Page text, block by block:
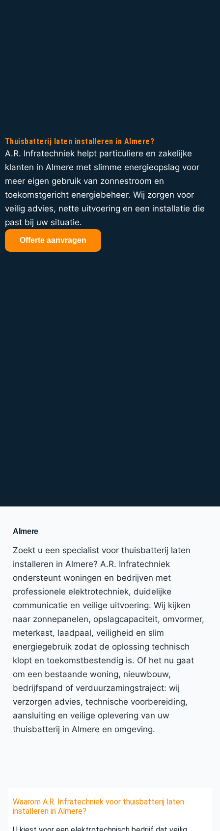
Thuisbatterij laten installeren in Almere?
A.R. Infratechniek helpt particuliere en zakelijke
klanten in Almere met slimme energieopslag voor
meer eigen gebruik van zonnestroom en
toekomstgericht energiebeheer. Wij zorgen voor
veilig advies, nette uitvoering en een installatie die
past bij uw situatie.
Offerte aanvragen
Almere
Zoekt u een specialist voor thuisbatterij laten
installeren in Almere? A.R. Infratechniek
ondersteunt woningen en bedrijven met
professionele elektrotechniek, duidelijke
communicatie en veilige uitvoering. Wij kijken
naar zonnepanelen, opslagcapaciteit, omvormer,
meterkast, laadpaal, veiligheid en slim
energiegebruik zodat de oplossing technisch
klopt en toekomstbestendig is. Of het nu gaat
om een bestaande woning, nieuwbouw,
bedrijfspand of verduurzamingstraject: wij
verzorgen advies, technische voorbereiding,
aansluiting en veilige oplevering van uw
thuisbatterij in Almere en omgeving.
Waarom A.R. Infratechniek voor thuisbatterij laten
installeren in Almere?